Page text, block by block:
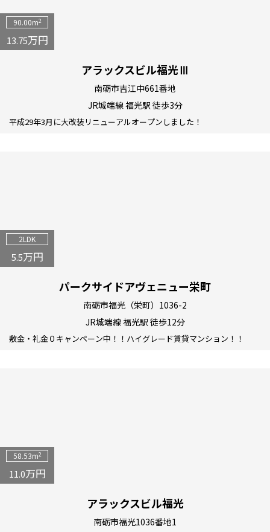
90.00m2
13.75万円
アラックスビル福光Ⅲ
南砺市吉江中661番地
JR城端線 福光駅 徒歩3分
平成29年3月に大改装リニューアルオープンしました！
2LDK
5.5万円
パークサイドアヴェニュー栄町
南砺市福光（栄町）1036-2
JR城端線 福光駅 徒歩12分
敷金・礼金０キャンペーン中！！ハイグレード賃貸マンション！！
58.53m2
11.0万円
アラックスビル福光
南砺市福光1036番地1